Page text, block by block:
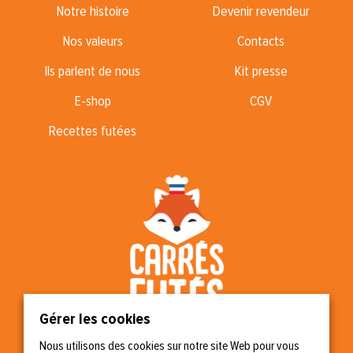
Notre histoire
Nos valeurs
Ils parlent de nous
E-shop
Recettes futées
Devenir revendeur
Contacts
Kit presse
CGV
Gérer les cookies
Nous utilisons des cookies sur notre site Web pour vous